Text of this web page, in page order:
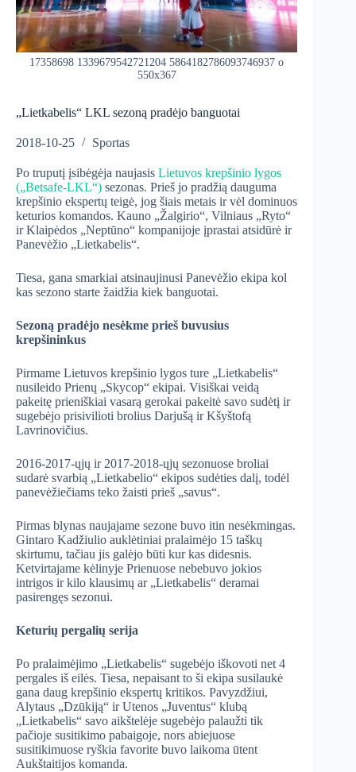
17358698 1339679542721204 5864182786093746937 o
550x367
„Lietkabelis“ LKL sezoną pradėjo banguotai
2018-10-25 Sportas
Po truputį įsibėgėja naujasis Lietuvos krepšinio lygos
(„Betsafe-LKL“) sezonas. Prieš jo pradžią dauguma
krepšinio ekspertų teigė, jog šiais metais ir vėl dominuos
keturios komandos. Kauno „Žalgirio“, Vilniaus „Ryto“
ir Klaipėdos „Neptūno“ kompanijoje įprastai atsidūrė ir
Panevėžio „Lietkabelis“.
Tiesa, gana smarkiai atsinaujinusi Panevėžio ekipa kol
kas sezono starte žaidžia kiek banguotai.
Sezoną pradėjo nesėkme prieš buvusius
krepšininkus
Pirmame Lietuvos krepšinio lygos ture „Lietkabelis“
nusileido Prienų „Skycop“ ekipai. Visiškai veidą
pakeitę prieniškiai vasarą gerokai pakeitė savo sudėtį ir
sugebėjo prisivilioti brolius Darjušą ir Kšyštofą
Lavrinovičius.
2016-2017-ųjų ir 2017-2018-ųjų sezonuose broliai
sudarė svarbią „Lietkabelio“ ekipos sudėties dalį, todėl
panevėžiečiams teko žaisti prieš „savus“.
Pirmas blynas naujajame sezone buvo itin nesėkmingas.
Gintaro Kadžiulio auklėtiniai pralaimėjo 15 taškų
skirtumu, tačiau jis galėjo būti kur kas didesnis.
Ketvirtajame kėlinyje Prienuose nebebuvo jokios
intrigos ir kilo klausimų ar „Lietkabelis“ deramai
pasirengęs sezonui.
Keturių pergalių serija
Po pralaimėjimo „Lietkabelis“ sugebėjo iškovoti net 4
pergales iš eilės. Tiesa, nepaisant to ši ekipa susilaukė
gana daug krepšinio ekspertų kritikos. Pavyzdžiui,
Alytaus „Dzūkiją“ ir Utenos „Juventus“ klubą
„Lietkabelis“ savo aikštelėje sugebėjo palaužti tik
pačioje susitikimo pabaigoje, nors abiejuose
susitikimuose ryškia favorite buvo laikoma ūtent
Aukštaitijos komanda.